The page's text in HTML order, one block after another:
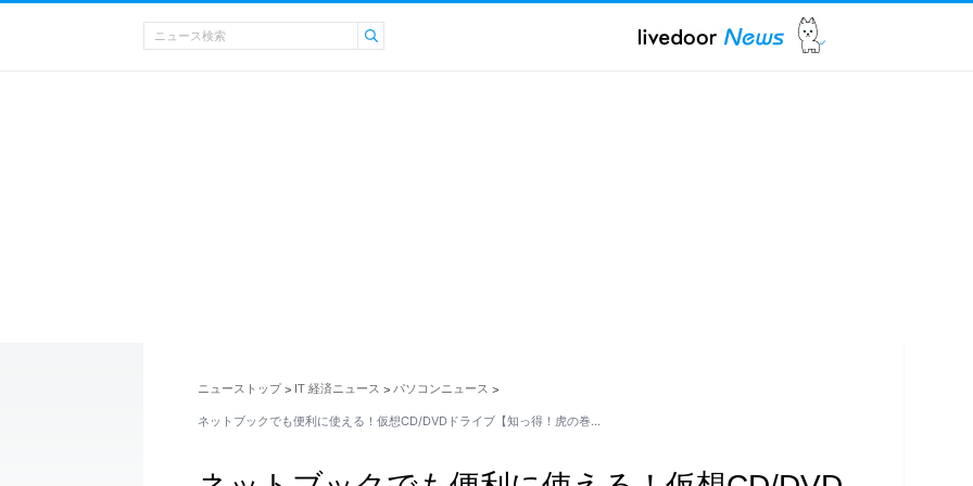
ニューストップ > IT 経済ニュース > パソコンニュース >
ネットブックでも便利に使える！仮想CD/DVDドライブ【知っ得！虎の巻…